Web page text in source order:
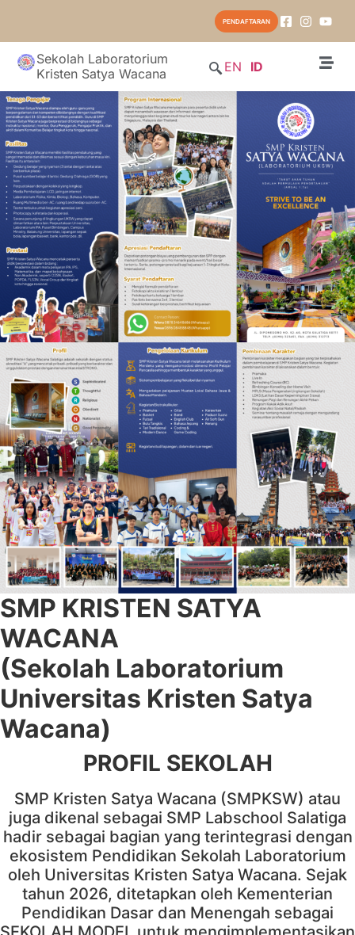
PENDAFTARAN
Sekolah Laboratorium
Kristen Satya Wacana
EN ID
SMP KRISTEN SATYA
WACANA
(Sekolah Laboratorium
Universitas Kristen Satya
Wacana)
PROFIL SEKOLAH
SMP Kristen Satya Wacana (SMPKSW) atau
juga dikenal sebagai SMP Labschool Salatiga
hadir sebagai bagian yang terintegrasi dengan
ekosistem Pendidikan Sekolah Laboratorium
oleh Universitas Kristen Satya Wacana. Sejak
tahun 2026, ditetapkan oleh Kementerian
Pendidikan Dasar dan Menengah sebagai